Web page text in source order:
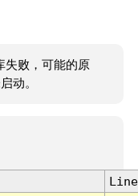
失败，可能的原
动。
Line